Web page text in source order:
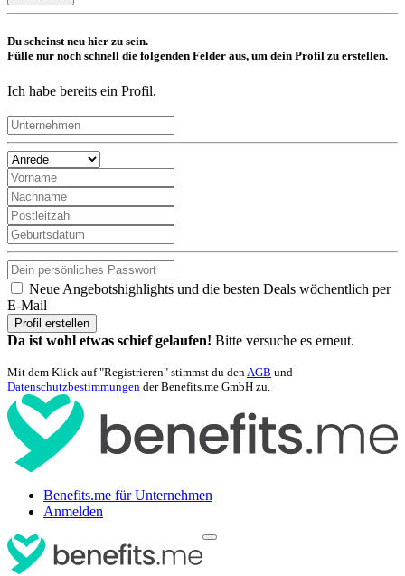
Du scheinst neu hier zu sein.
Fülle nur noch schnell die folgenden Felder aus, um dein Profil zu erstellen.
Ich habe bereits ein Profil.
Neue Angebotshighlights und die besten Deals wöchentlich per
E-Mail
Profil erstellen
Da ist wohl etwas schief gelaufen! Bitte versuche es erneut.
Mit dem Klick auf "Registrieren" stimmst du denAGB und
Datenschutzbestimmungen der Benefits.me GmbH zu.
Benefits.me für Unternehmen
Anmelden